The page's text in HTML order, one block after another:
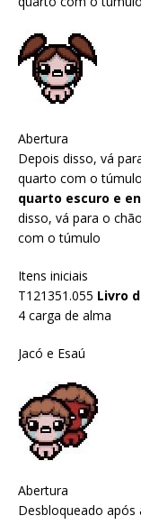
Abertura
Depois disso, vá
quarto com o túmulo
quarto escuro e
disso, vá para o
com o túmulo
Itens iniciais
T121351.055 Livro
4 carga de alma
Jacó e Esaú
Abertura
Desbloqueado após